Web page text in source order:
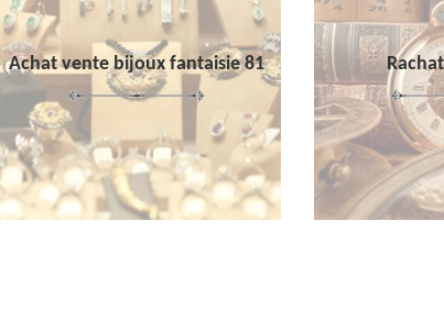
Achat vente bijoux fantaisie 81